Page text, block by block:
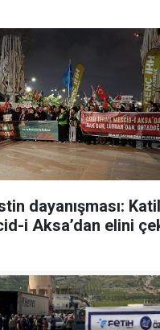
dayanışması: Katil
i Aksa’dan elini